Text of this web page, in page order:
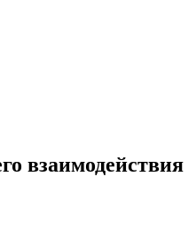
взаимодействия